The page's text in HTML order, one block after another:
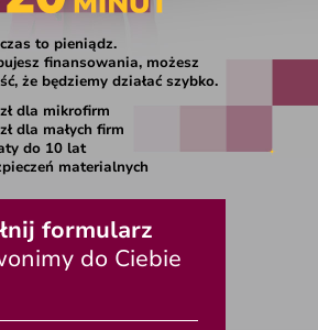
to pieniądz.
finansowania, możesz
że będziemy działać szybko.
dla mikrofirm
dla małych firm
do 10 lat
materialnych
formularz
do Ciebie